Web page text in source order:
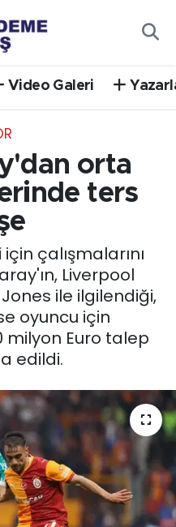
Video Galeri
orta
ters
çalışmalarını
Liverpool
ile ilgilendiği,
oyuncu için
Euro talep
edildi.
ve Fikstür